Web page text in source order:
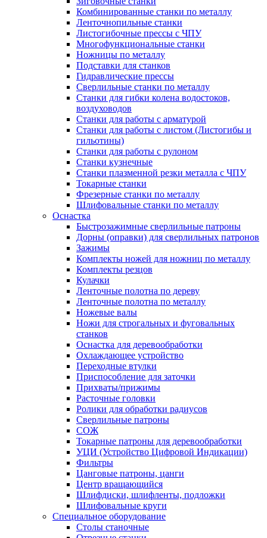
Комбинированные станки по металлу
Ленточнопильные станки
Листогибочные прессы с ЧПУ
Многофункциональные станки
Ножницы по металлу
Подставки для станков
Гидравлические прессы
Сверлильные станки по металлу
Станки для гибки колена водостоков,
воздуховодов
Станки для работы с арматурой
Станки для работы с листом (Листогибы и
гильотины)
Станки для работы с рулоном
Станки кузнечные
Станки плазменной резки металла с ЧПУ
Токарные станки
Фрезерные станки по металлу
Шлифовальные станки по металлу
Оснастка
Быстрозажимные сверлильные патроны
Дорны (оправки) для сверлильных патронов
Зажимы
Комплекты ножей для ножниц по металлу
Комплекты резцов
Кулачки
Ленточные полотна по дереву
Ленточные полотна по металлу
Ножевые валы
Ножи для строгальных и фуговальных
станков
Оснастка для деревообработки
Охлаждающее устройство
Переходные втулки
Приспособление для заточки
Прихваты/прижимы
Расточные головки
Ролики для обработки радиусов
Сверлильные патроны
СОЖ
Токарные патроны для деревообработки
УЦИ (Устройство Цифровой Индикации)
Фильтры
Цанговые патроны, цанги
Центр вращающийся
Шлифдиски, шлифленты, подложки
Шлифовальные круги
Специальное оборудование
Столы станочные